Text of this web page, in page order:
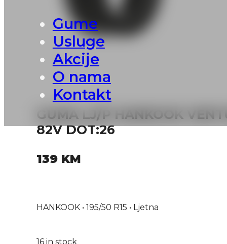
Gume
Usluge
Akcije
O nama
Kontakt
GUMA LJ/P HANKOOK
82V DOT:26
139 KM
HANKOOK • 195/50 R15 • Ljetna
16 in stock